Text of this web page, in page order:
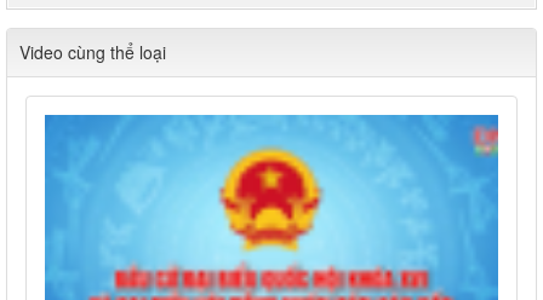
Video cùng thể loại